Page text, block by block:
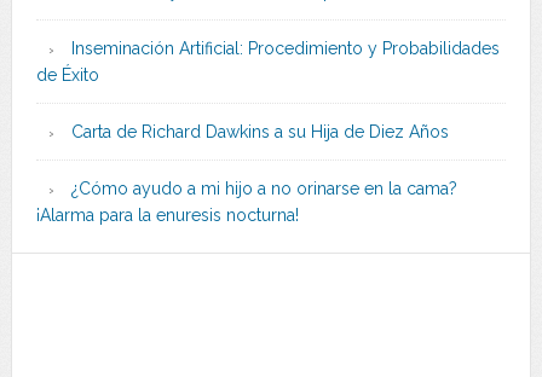
Inseminación Artificial: Procedimiento y Probabilidades
de Éxito
Carta de Richard Dawkins a su Hija de Diez Años
¿Cómo ayudo a mi hijo a no orinarse en la cama?
¡Alarma para la enuresis nocturna!